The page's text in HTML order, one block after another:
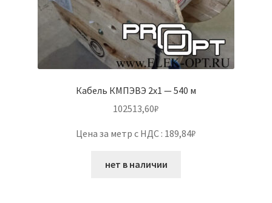
Кабель КМПЭВЭ 2х1 — 540 м
102513,60₽
Цена за метр с НДС : 189,84₽
нет в наличии